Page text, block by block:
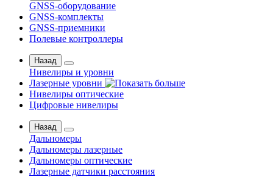
GNSS-оборудование
GNSS-комплекты
GNSS-приемники
Полевые контроллеры
Назад
Нивелиры и уровни
Лазерные уровни
Нивелиры оптические
Цифровые нивелиры
Назад
Дальномеры
Дальномеры лазерные
Дальномеры оптические
Лазерные датчики расстояния